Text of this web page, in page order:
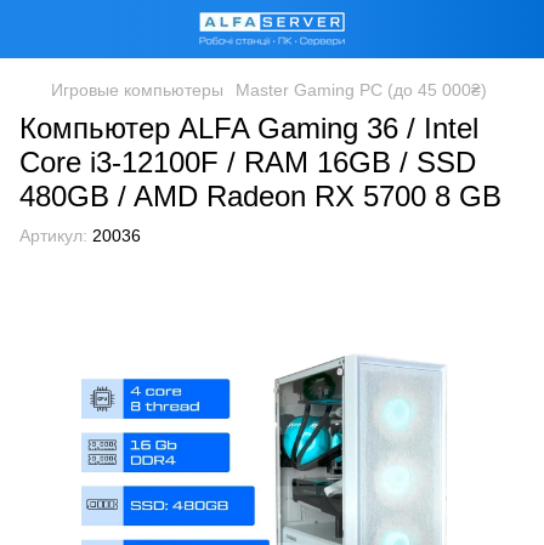
Игровые компьютеры Master Gaming PC (до 45 000₴)
Компьютер ALFA Gaming 36 / Intel
Core i3-12100F / RAM 16GB / SSD
480GB / AMD Radeon RX 5700 8 GB
Артикул: 20036